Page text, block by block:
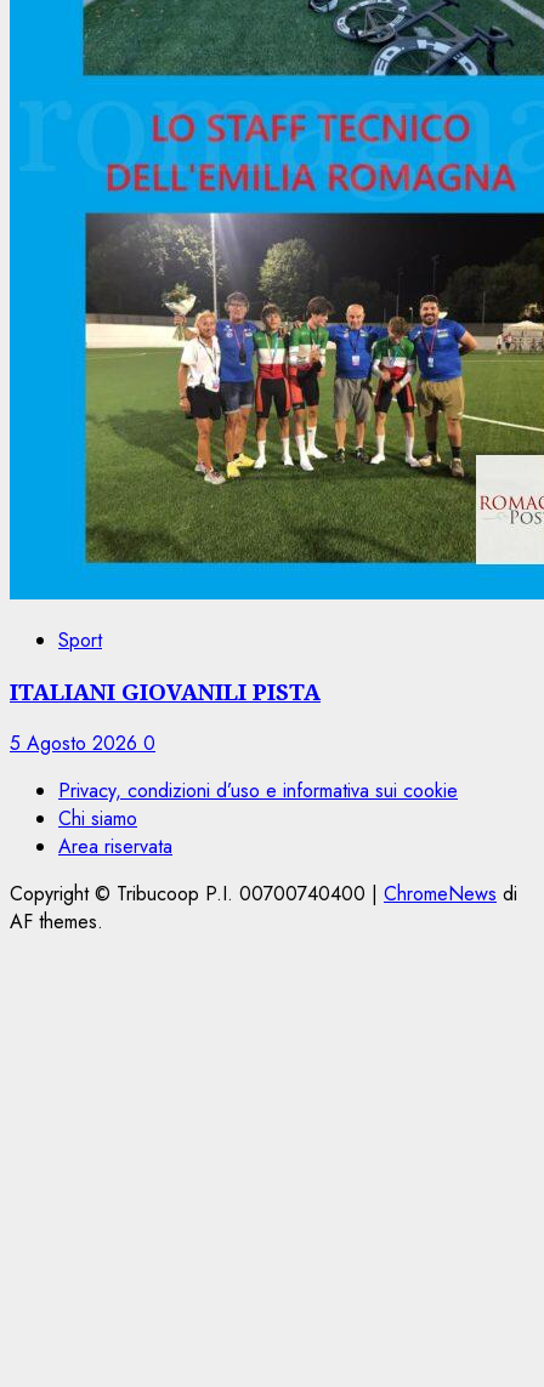
Sport
ITALIANI GIOVANILI PISTA
5 Agosto 2026 0
Privacy, condizioni d’uso e informativa sui cookie
Chi siamo
Area riservata
Copyright © Tribucoop P.I. 00700740400 | ChromeNews di
AF themes.